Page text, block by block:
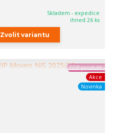
Skladem - expedice
ihned 26 ks
Zvolit variantu
TOP produkt
Akce
Novinka